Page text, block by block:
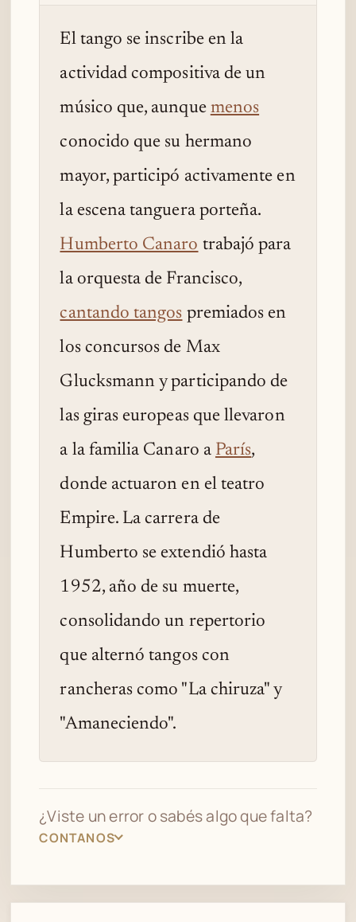
El tango se inscribe en la
actividad compositiva de un
músico que, aunque menos
conocido que su hermano
mayor, participó activamente en
la escena tanguera porteña.
Humberto Canaro trabajó para
la orquesta de Francisco,
cantando tangos premiados en
los concursos de Max
Glucksmann y participando de
las giras europeas que llevaron
a la familia Canaro a París,
donde actuaron en el teatro
Empire. La carrera de
Humberto se extendió hasta
1952, año de su muerte,
consolidando un repertorio
que alternó tangos con
rancheras como "La chiruza" y
"Amaneciendo".
¿Viste un error o sabés algo que falta?
CONTANOS